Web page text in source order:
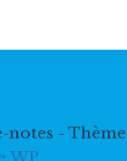
notes - Thème